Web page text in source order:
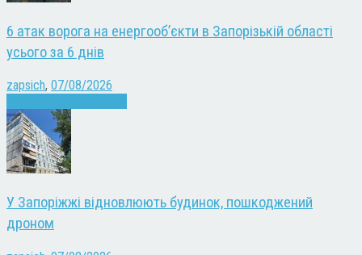
6 атак ворога на енергооб’єкти в Запорізькій області
усього за 6 днів
zapsich, 07/08/2026
У Запоріжжі відновлюють будинок, пошкоджений
дроном